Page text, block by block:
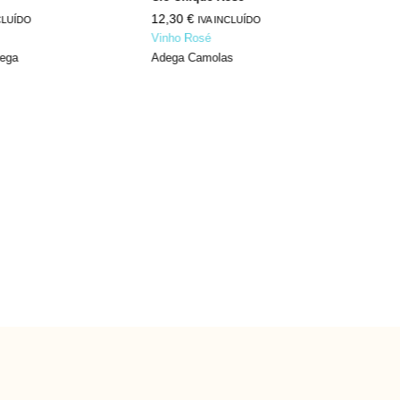
12,30€ IVA INCLUÍDO
Vinho Rosé
Adega Camolas